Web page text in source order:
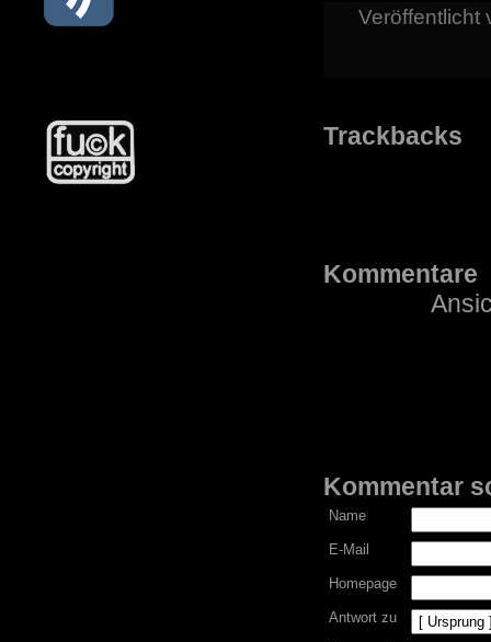
Veröffentlicht
Trackbacks
Kommentare
Kommentar
Name
E-Mail
Homepage
Antwort zu